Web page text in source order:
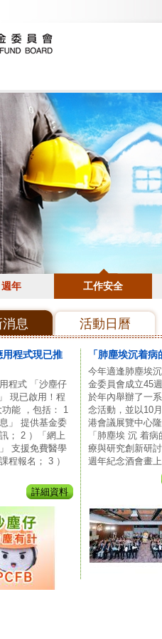
週年 工作安全
息 活動日曆
用程式現已推
程式 「沙塵仔
現已啟用！程
能 ，包括： 1
」 提供基金委
； 2 ）「網上
支援免費醫學
程報名； 3 ）
詳細資料
「肺塵埃沉着
今年適逢肺塵埃
金委員會成立45
於年內舉辦了一
念活動，並以10
港會議展覽中心
「肺塵埃 沉 着
療與研究創新研
週年紀念酒會畫